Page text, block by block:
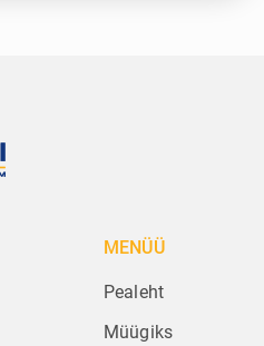
MENÜÜ
Pealeht
Müügiks